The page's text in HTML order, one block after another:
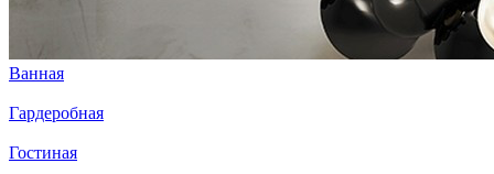
Ванная
Гардеробная
Гостиная